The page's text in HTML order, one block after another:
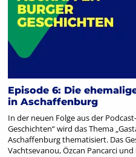
Episode 6: Die
in Aschaffenburg
In der neuen Folge aus der
Geschichten“ wird das Thema
Aschaffenburg thematisiert. Das
Vachtsevanou, Özcan Pancarci